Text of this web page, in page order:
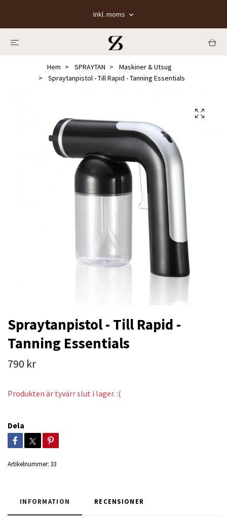
Inkl. moms
Hem SPRAYTAN
Maskiner & Utsug
Spraytanpistol - Till Rapid - Tanning Essentials
Spraytanpistol - Till Rapid -
Tanning Essentials
790 kr
Produkten är tyvärr slut i lager. :(
Dela
Artikelnummer: 33
INFORMATION RECENSIONER